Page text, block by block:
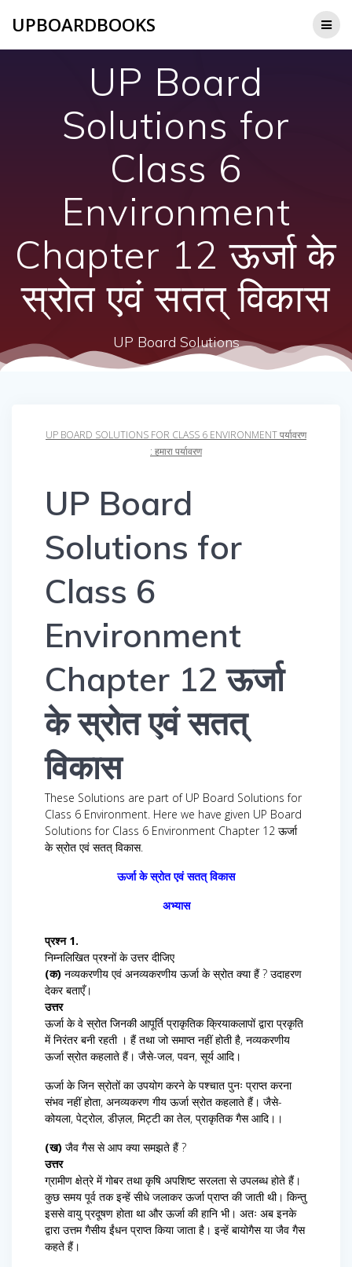
UPBOARDBOOKS
UP Board
Solutions for
Class 6
Environment
Chapter 12 ऊर्जा के
स्रोत एवं सतत् विकास
UP Board Solutions
UP BOARD SOLUTIONS FOR CLASS 6 ENVIRONMENT पर्यावरण
: हमारा पर्यावरण
UP Board
Solutions for
Class 6
Environment
Chapter 12 ऊर्जा
के स्रोत एवं सतत्
विकास
These Solutions are part of UP Board Solutions for
Class 6 Environment. Here we have given UP Board
Solutions for Class 6 Environment Chapter 12 ऊर्जा
के स्रोत एवं सतत् विकास.
ऊर्जा के स्रोत एवं सतत् विकास
अभ्यास
प्रश्न 1.
निम्नलिखित प्रश्नों के उत्तर दीजिए
(क) नव्यकरणीय एवं अनव्यकरणीय ऊर्जा के स्रोत क्या हैं ? उदाहरण
देकर बताएँ।
उत्तर
ऊर्जा के वे स्रोत जिनकी आपूर्ति प्राकृतिक क्रियाकलापों द्वारा प्रकृति
में निरंतर बनी रहती । हैं तथा जो समाप्त नहीं होती है, नव्यकरणीय
ऊर्जा स्रोत कहलाते हैं। जैसे-जल, पवन, सूर्य आदि।
ऊर्जा के जिन स्रोतों का उपयोग करने के पश्चात पुनः प्राप्त करना
संभव नहीं होता, अनव्यकरण गीय ऊर्जा स्रोत कहलाते हैं। जैसे-
कोयला, पेट्रोल, डीज़ल, मिट्टी का तेल, प्राकृतिक गैस आदि।।
(ख) जैव गैस से आप क्या समझते हैं ?
उत्तर
ग्रामीण क्षेत्रे में गोबर तथा कृषि अपशिष्ट सरलता से उपलब्ध होते हैं।
कुछ समय पूर्व तक इन्हें सीधे जलाकर ऊर्जा प्राप्त की जाती थी। किन्तु
इससे वायु प्रदूषण होता था और ऊर्जा की हानि भी। अतः अब इनके
द्वारा उत्तम गैसीय ईंधन प्राप्त किया जाता है। इन्हें बायोगैस या जैव गैस
कहते हैं।